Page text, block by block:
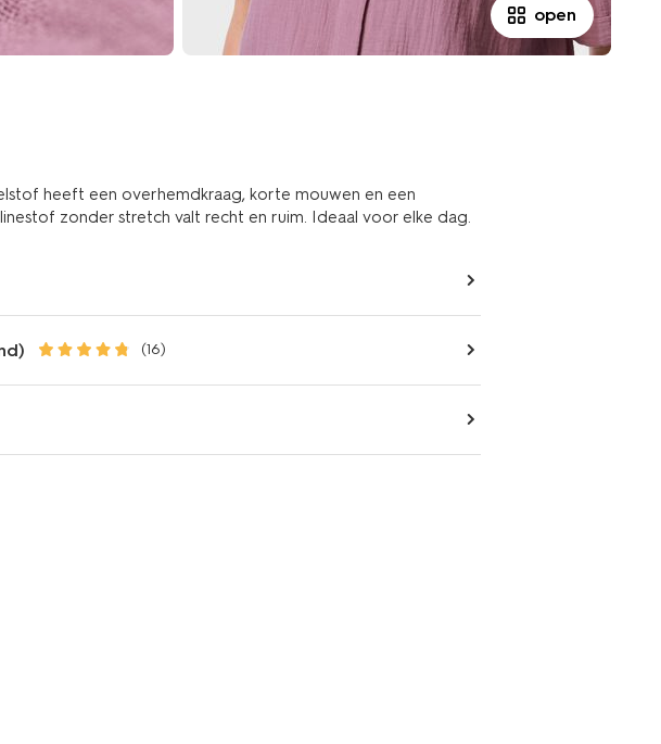
open
heeft een overhemdkraag, korte mouwen en een
zonder stretch valt recht en ruim. Ideaal voor elke dag.
(16)